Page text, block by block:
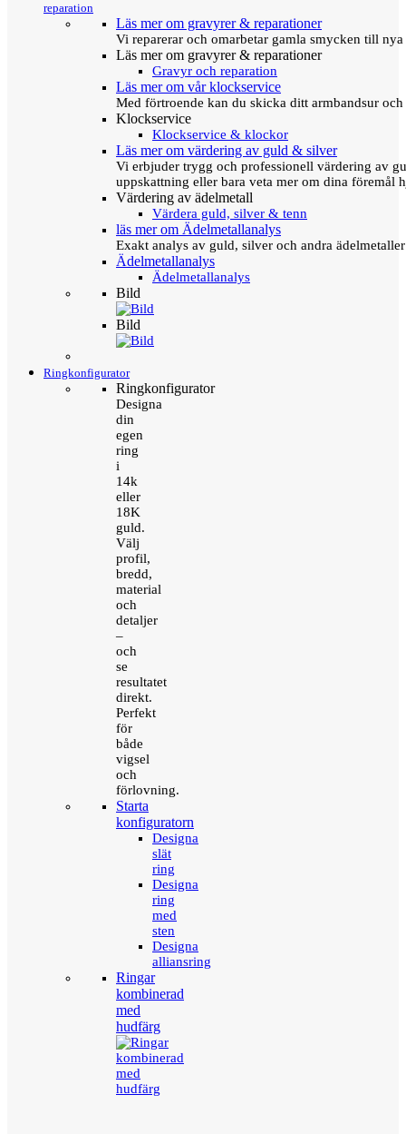
reparation
Läs mer om gravyrer & reparationer
Vi reparerar och omarbetar gamla smycken till
Läs mer om gravyrer & reparationer
Gravyr och reparation
Läs mer om vår klockservice
Med förtroende kan du skicka ditt armbandsur
Klockservice
Klockservice & klockor
Läs mer om värdering av guld & silver
Vi erbjuder trygg och professionell värdering av
uppskattning eller bara veta mer om dina föremål
Värdering av ädelmetall
Värdera guld, silver & tenn
läs mer om Ädelmetallanalys
Exakt analys av guld, silver och andra
Ädelmetallanalys
Ädelmetallanalys
Bild
Bild
Ringkonfigurator
Ringkonfigurator
Designa
din
egen
ring
i
14k
eller
18K
guld.
Välj
profil,
bredd,
material
och
detaljer
–
och
se
resultatet
direkt.
Perfekt
för
både
vigsel
och
förlovning.
Starta
konfiguratorn
Designa
slät
ring
Designa
ring
med
sten
Designa
alliansring
Ringar
kombinerad
med
hudfärg